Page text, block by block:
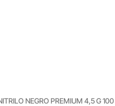
NEGRO PREMIUM 4,5 G 100